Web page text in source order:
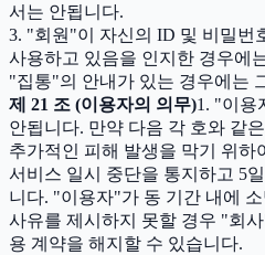
서는 안됩니다.
3. "회원"이 자신의 ID 및 비밀번
사용하고 있음을 인지한 경우에
"집통"의 안내가 있는 경우에는
제 21 조 (이용자의 의무)1. "이용
안됩니다. 만약 다음 각 호와 같
추가적인 피해 발생을 막기 위
서비스 일시 중단을 통지하고 5
니다. "이용자"가 동 기간 내에
사유를 제시하지 못할 경우 "회
용 계약을 해지할 수 있습니다.